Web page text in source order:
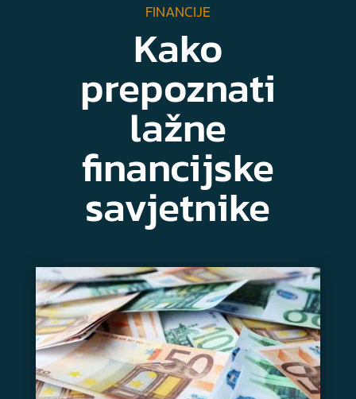
FINANCIJE
Kako
prepoznati
lažne
financijske
savjetnike